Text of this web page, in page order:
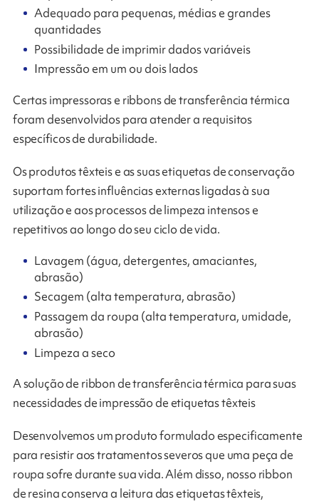
Adequado para pequenas, médias e grandes
quantidades
Possibilidade de imprimir dados variáveis
Impressão em um ou dois lados
Certas impressoras e ribbons de transferência térmica
foram desenvolvidos para atender a requisitos
específicos de durabilidade.
Os produtos têxteis e as suas etiquetas de conservação
suportam fortes influências externas ligadas à sua
utilização e aos processos de limpeza intensos e
repetitivos ao longo do seu ciclo de vida.
Lavagem (água, detergentes, amaciantes,
abrasão)
Secagem (alta temperatura, abrasão)
Passagem da roupa (alta temperatura, umidade,
abrasão)
Limpeza a seco
A solução de ribbon de transferência térmica para suas
necessidades de impressão de etiquetas têxteis
Desenvolvemos um produto formulado especificamente
para resistir aos tratamentos severos que uma peça de
roupa sofre durante sua vida. Além disso, nosso ribbon
de resina conserva a leitura das etiquetas têxteis,